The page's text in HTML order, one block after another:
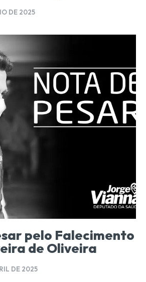
DE 2025
pelo Falecimento
de Oliveira
DE 2025